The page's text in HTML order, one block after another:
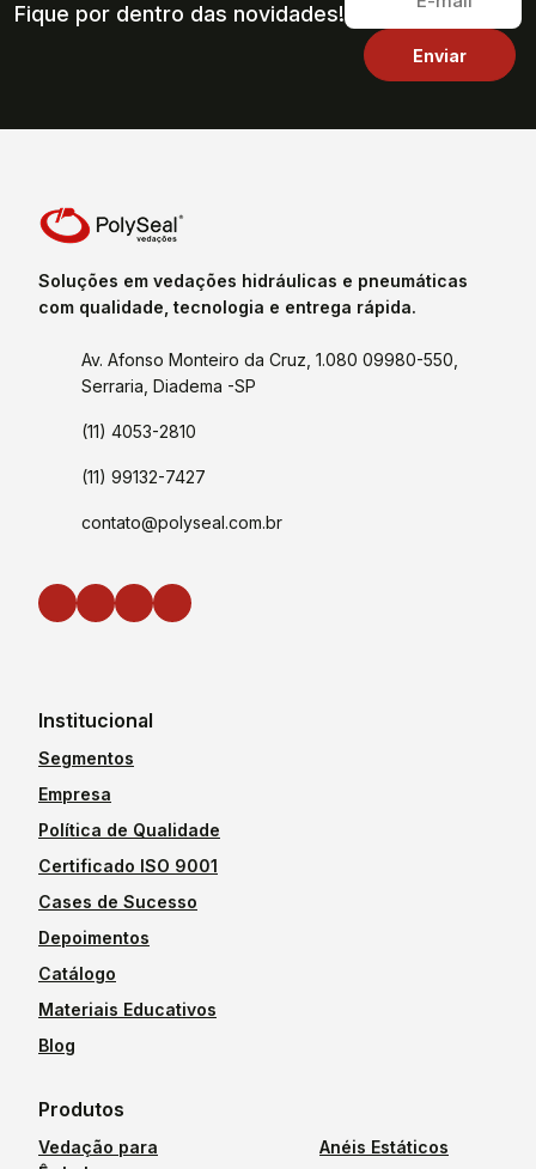
Fique por dentro das novidades!
Soluções em vedações hidráulicas e pneumáticas
com qualidade, tecnologia e entrega rápida.
Av. Afonso Monteiro da Cruz, 1.080 09980-550,
Serraria, Diadema -SP
(11) 4053-2810
(11) 99132-7427
contato@polyseal.com.br
Institucional
Segmentos
Empresa
Política de Qualidade
Certificado ISO 9001
Cases de Sucesso
Depoimentos
Catálogo
Materiais Educativos
Blog
Produtos
Vedação para
Anéis Estáticos